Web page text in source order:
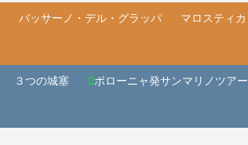
バッサーノ・デル・グラッパ マロスティカ
３つの城塞 ボローニャ発サンマリノツアー